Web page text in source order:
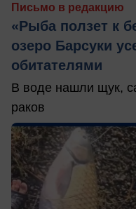
Письмо в редакцию
«Рыба ползет к
озеро Барсуки
обитателями
В воде нашли щук,
раков